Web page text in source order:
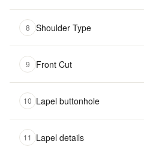
8 Shoulder Type
9 Front Cut
10 Lapel buttonhole
11 Lapel details